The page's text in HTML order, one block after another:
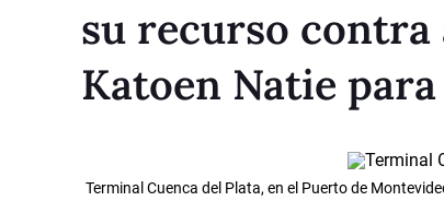
su recurso
Katoen Natie
Terminal Cuenca del Plata, en el Puerto de